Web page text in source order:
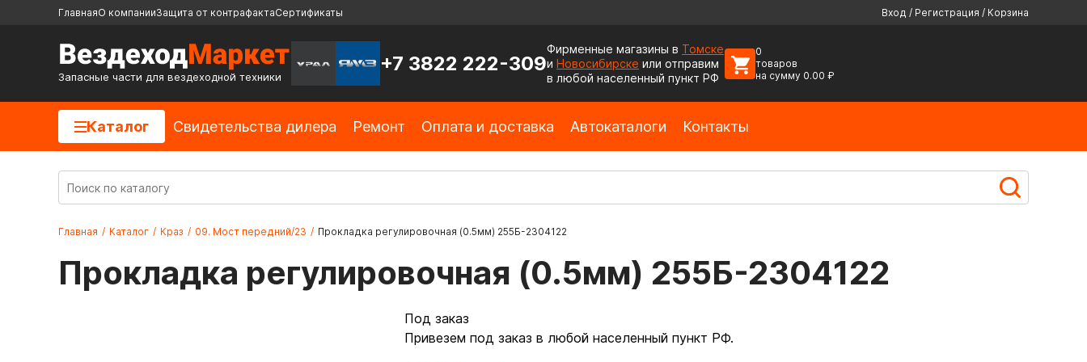
ГлавнаяО компанииЗащита от контрафактаСертификаты Вход / Регистрация / Корзина
Запасные части для вездеходной техники
+7 3822 222-309
Фирменные магазины в Томске
и Новосибирске или отправим
в любой населенный пункт РФ
0
товаров
на сумму 0.00 ₽
Каталог Cвидетельства дилера Ремонт Оплата и доставка Автокаталоги Контакты
Главная / Каталог / Краз / 09. Мост передний/23 / Прокладка регулировочная (0.5мм) 255Б-2304122
Прокладка регулировочная (0.5мм) 255Б-2304122
Под заказ
Привезем под заказ в любой населенный пункт РФ.